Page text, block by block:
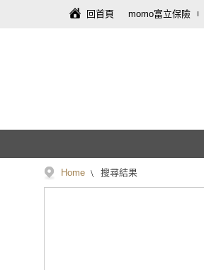
回首頁 momo富立保險
Home 搜尋結果